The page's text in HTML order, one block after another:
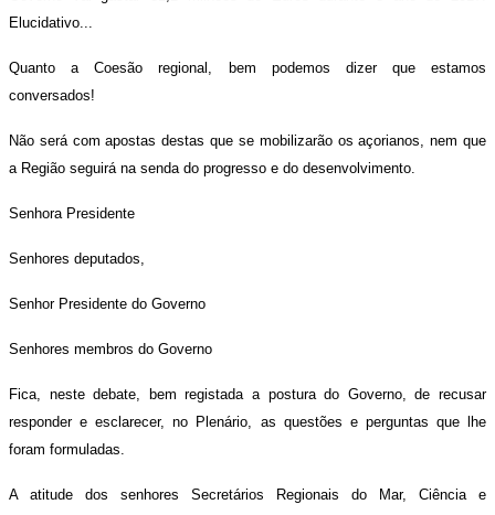
Elucidativo...
Quanto a Coesão regional, bem podemos dizer que estamos
conversados!
Não será com apostas destas que se mobilizarão os açorianos, nem que
a Região seguirá na senda do progresso e do desenvolvimento.
Senhora Presidente
Senhores deputados,
Senhor Presidente do Governo
Senhores membros do Governo
Fica, neste debate, bem registada a postura do Governo, de recusar
responder e esclarecer, no Plenário, as questões e perguntas que lhe
foram formuladas.
A atitude dos senhores Secretários Regionais do Mar, Ciência e